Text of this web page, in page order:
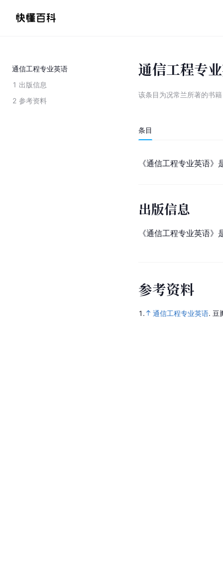
通信工程专业英语
1 出版信息
2 参考资料
通信工程专
该条目为况常兰所著的书籍
条目
《通信工程专业英语
出版信息
《通信工程专业英语
参考资料
1. 通信工程专业英语. 豆